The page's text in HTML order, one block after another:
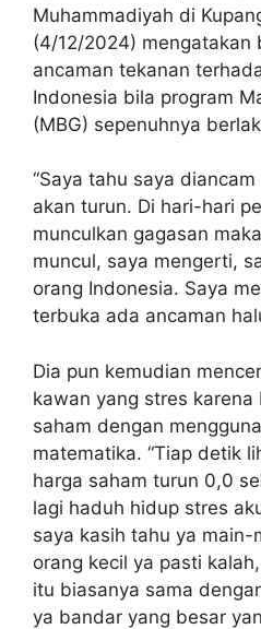
Muhammadiyah di
(4/12/2024) mengatakan
ancaman tekanan
Indonesia bila program
(MBG) sepenuhnya
“Saya tahu saya
akan turun. Di hari-hari
munculkan gagasan
muncul, saya mengerti,
orang Indonesia. Saya
terbuka ada ancaman
Dia pun kemudian
kawan yang stres karena
saham dengan
matematika. “Tiap detik
harga saham turun 0,0
lagi haduh hidup stres
saya kasih tahu ya main-
orang kecil ya pasti
itu biasanya sama
ya bandar yang besar